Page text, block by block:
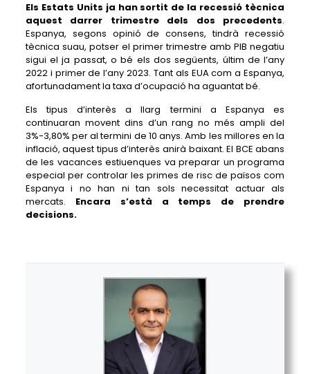
Els Estats Units ja han sortit de la recessió tècnica
aquest darrer trimestre dels dos precedents.
Espanya, segons opinió de consens, tindrà recessió
tècnica suau, potser el primer trimestre amb PIB negatiu
sigui el ja passat, o bé els dos següents, últim de l’any
2022 i primer de l’any 2023. Tant als EUA com a Espanya,
afortunadament la taxa d’ocupació ha aguantat bé.
Els tipus d’interès a llarg termini a Espanya es
continuaran movent dins d’un rang no més ampli del
3%-3,80% per al termini de 10 anys. Amb les millores en la
inflació, aquest tipus d’interès anirà baixant. El BCE abans
de les vacances estiuenques va preparar un programa
especial per controlar les primes de risc de països com
Espanya i no han ni tan sols necessitat actuar als
mercats. Encara s’està a temps de prendre
decisions.